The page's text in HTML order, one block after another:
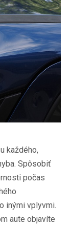
každého,
Spôsobiť
počas
inými vplyvmi.
aute objavíte